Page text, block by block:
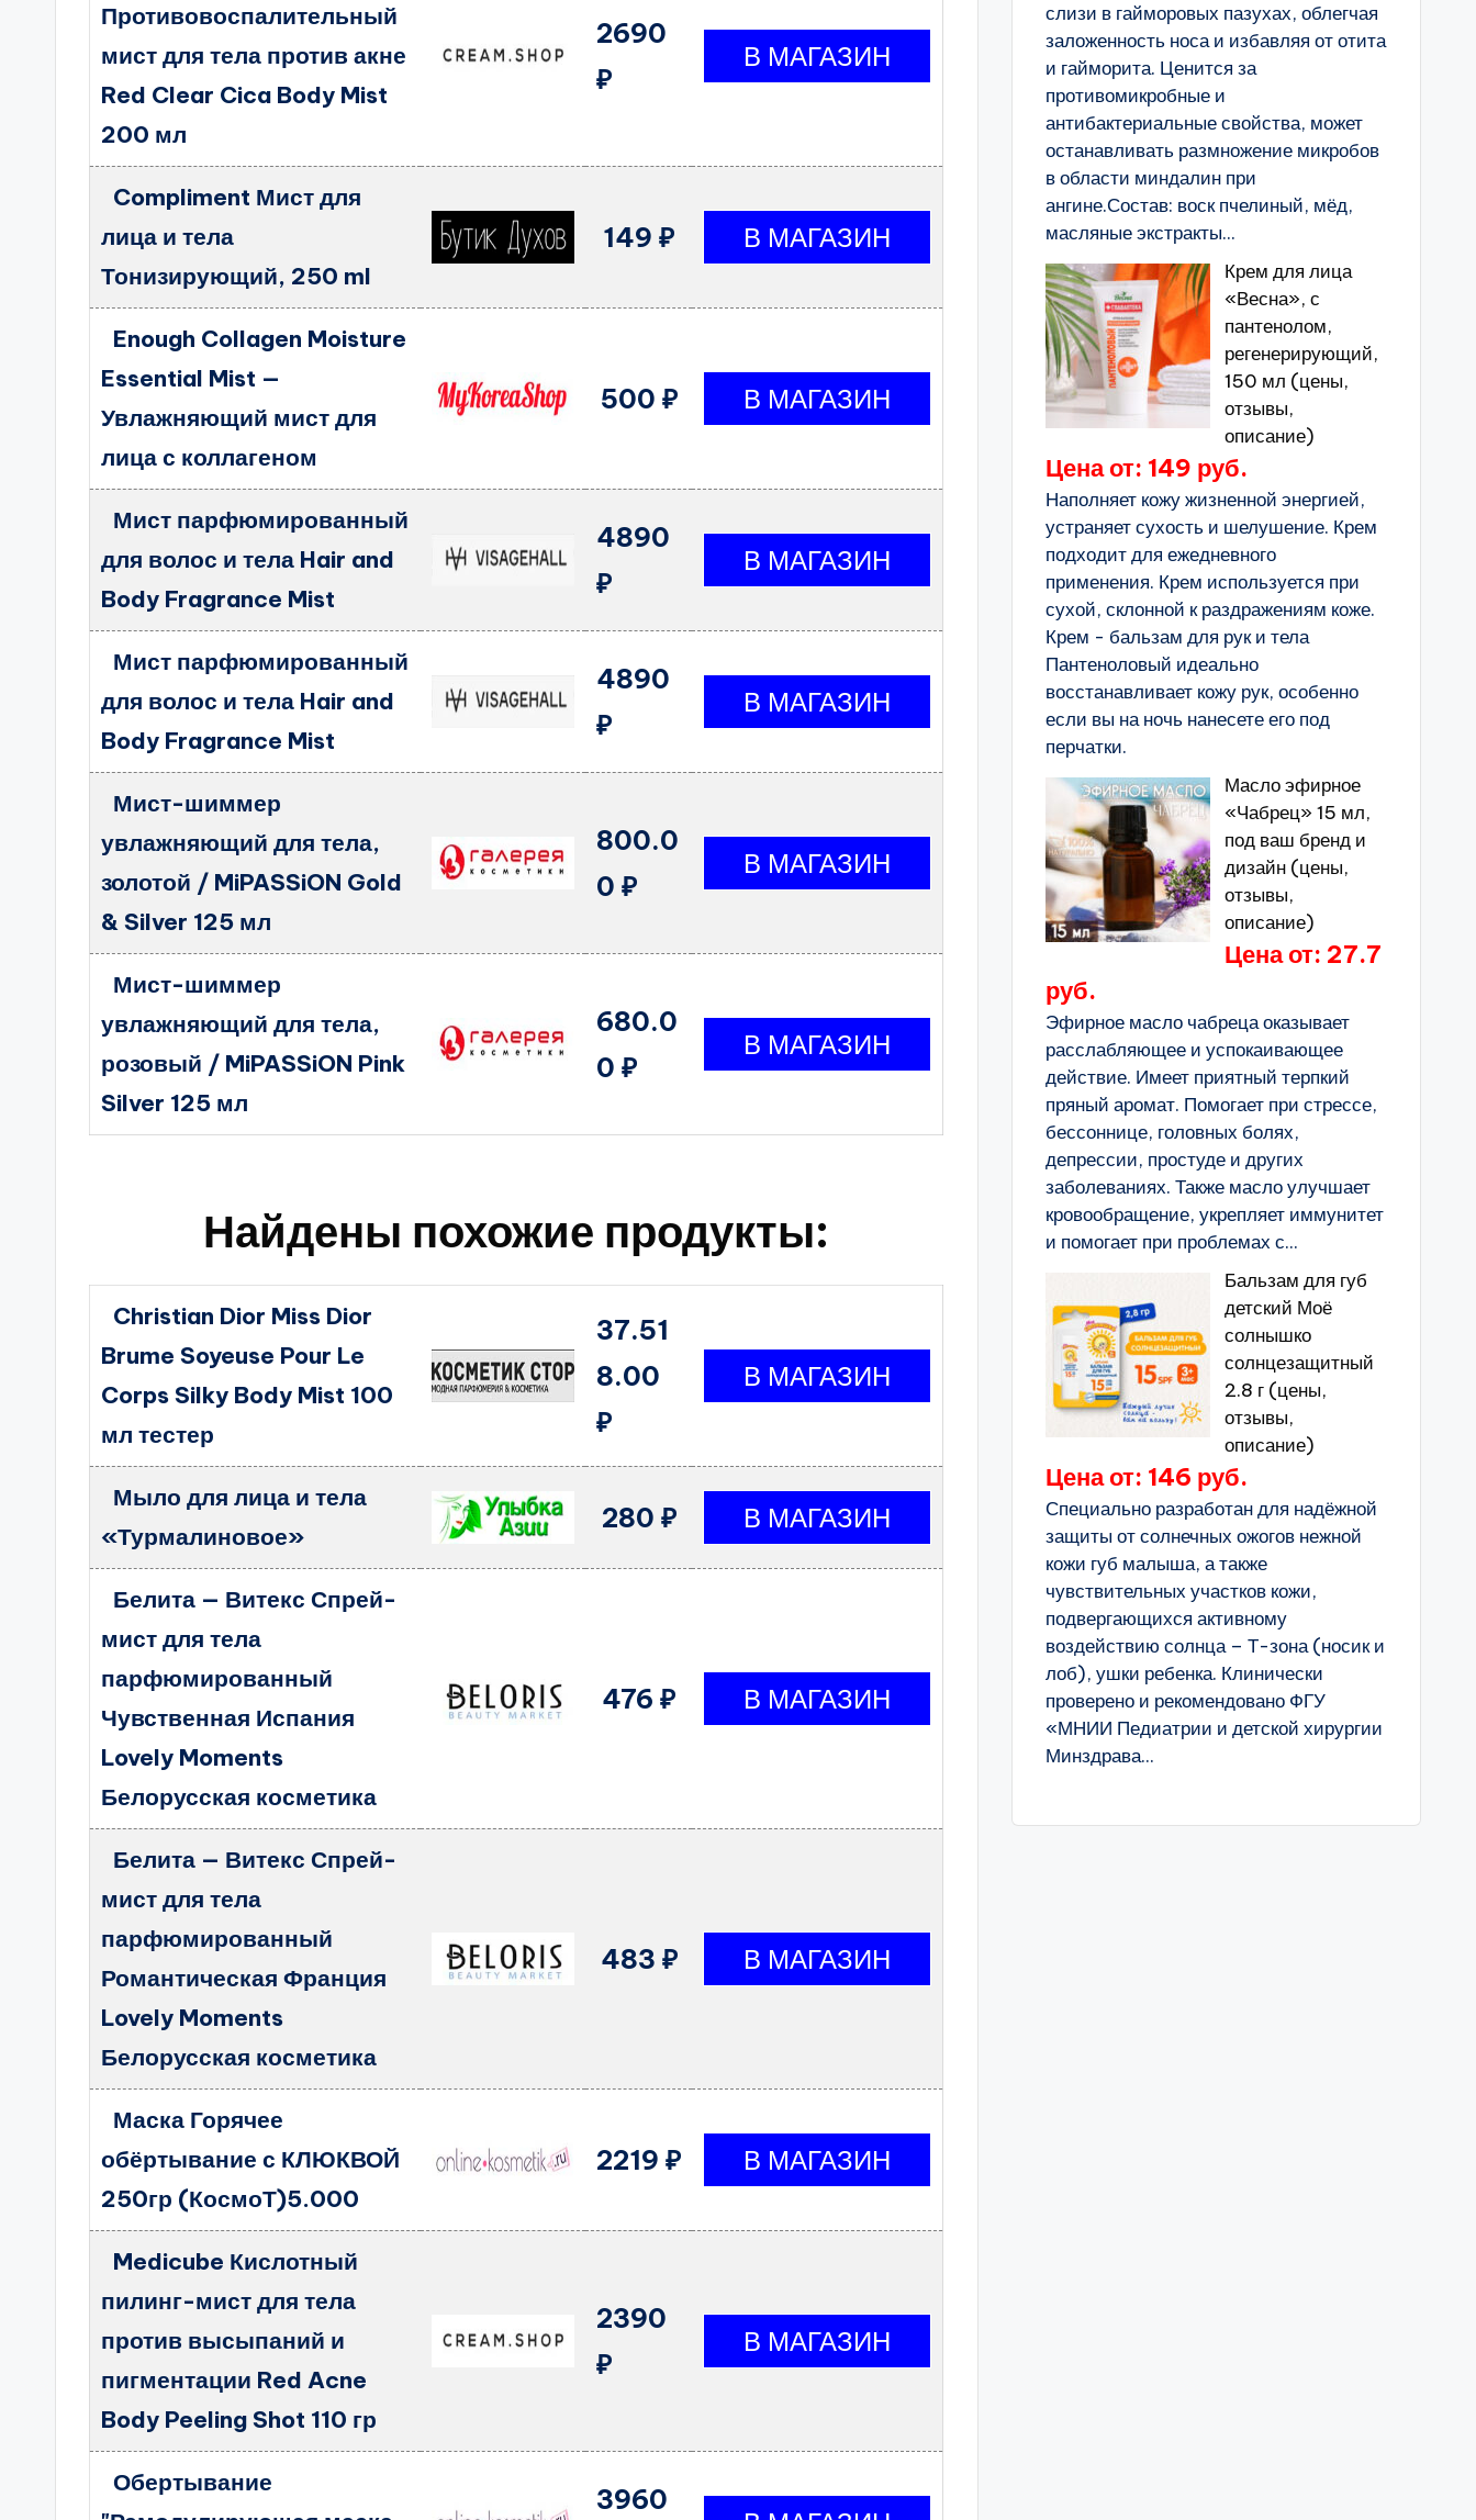
Противовоспалительный
мист для тела против акне
Red Clear Cica Body Mist
200 мл
2690
₽
Compliment Мист для
лица и тела
Тонизирующий, 250 ml
149 ₽
Enough Collagen Moisture
Essential Mist —
Увлажняющий мист для
лица с коллагеном
500 ₽
Мист парфюмированный
для волос и тела Hair and
Body Fragrance Mist
4890
₽
Мист парфюмированный
для волос и тела Hair and
Body Fragrance Mist
4890
₽
Мист-шиммер
увлажняющий для тела,
золотой / MiPASSiON Gold
& Silver 125 мл
800.0
0 ₽
Мист-шиммер
увлажняющий для тела,
розовый / MiPASSiON Pink
Silver 125 мл
680.0
0 ₽
Найдены похожие продукты:
Christian Dior Miss Dior
Brume Soyeuse Pour Le
Corps Silky Body Mist 100
мл тестер
37.51
8.00
₽
Мыло для лица и тела
«Турмалиновое»
280 ₽
Белита — Витекс Спрей-
мист для тела
парфюмированный
Чувственная Испания
Lovely Moments
Белорусская косметика
476 ₽
Белита — Витекс Спрей-
мист для тела
парфюмированный
Романтическая Франция
Lovely Moments
Белорусская косметика
483 ₽
Маска Горячее
обёртывание с КЛЮКВОЙ
250гр (КосмоТ)5.000
2219 ₽
Medicube Кислотный
пилинг-мист для тела
против высыпаний и
пигментации Red Acne
Body Peeling Shot 110 гр
2390
₽
Обертывание
3960
слизи в гайморовых пазухах, облегчая
заложенность носа и избавляя от отита
и гайморита. Ценится за
противомикробные и
антибактериальные свойства, может
останавливать размножение микробов
в области миндалин при
ангине.Состав: воск пчелиный, мёд,
масляные экстракты...
Крем для лица
«Весна», с
пантенолом,
регенерирующий,
150 мл (цены,
отзывы,
описание)
Цена от: 149 руб.
Наполняет кожу жизненной энергией,
устраняет сухость и шелушение. Крем
подходит для ежедневного
применения. Крем используется при
сухой, склонной к раздражениям коже.
Крем - бальзам для рук и тела
Пантеноловый идеально
восстанавливает кожу рук, особенно
если вы на ночь нанесете его под
перчатки.
Масло эфирное
«Чабрец» 15 мл,
под ваш бренд и
дизайн (цены,
отзывы,
описание)
Цена от: 27.7
руб.
Эфирное масло чабреца оказывает
расслабляющее и успокаивающее
действие. Имеет приятный терпкий
пряный аромат. Помогает при стрессе,
бессоннице, головных болях,
депрессии, простуде и других
заболеваниях. Также масло улучшает
кровообращение, укрепляет иммунитет
и помогает при проблемах с...
Бальзам для губ
детский Моё
солнышко
солнцезащитный
2.8 г (цены,
отзывы,
описание)
Цена от: 146 руб.
Специально разработан для надёжной
защиты от солнечных ожогов нежной
кожи губ малыша, а также
чувствительных участков кожи,
подвергающихся активному
воздействию солнца – Т-зона (носик и
лоб), ушки ребенка. Клинически
проверено и рекомендовано ФГУ
«МНИИ Педиатрии и детской хирургии
Минздрава...